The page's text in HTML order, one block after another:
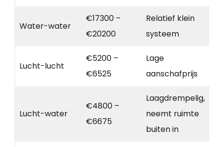
Water-water
€17300 –
€20200
Relatief klein
systeem
Lucht-lucht
€5200 –
€6525
Lage
aanschafprijs
Lucht-water
€4800 –
€6675
Laagdrempelig,
neemt ruimte
buiten in